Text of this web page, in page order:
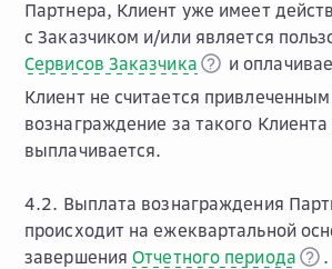
Партнера, Клиент уже имеет
с Заказчиком и/или является
Сервисов Заказчика
и
Клиент не считается
вознаграждение за такого Клиента
выплачивается.
4.2. Выплата вознаграждения
происходит на ежеквартальной
завершенияОтчетного периода
.